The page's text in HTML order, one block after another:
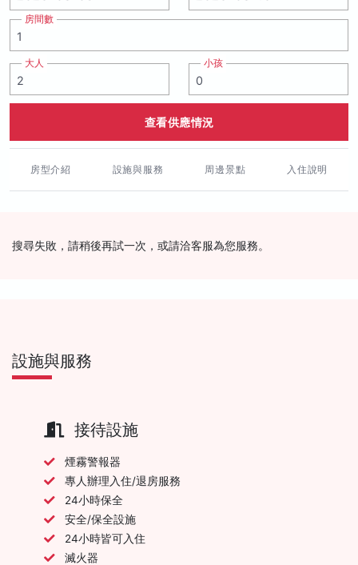
房間數
大人 小孩
查看供應情況
房型介紹 設施與服務 周邊景點 入住說明
搜尋失敗，請稍後再試一次，或請洽客服為您服務。
設施與服務
接待設施
煙霧警報器
專人辦理入住/退房服務
24小時保全
安全/保全設施
24小時皆可入住
滅火器